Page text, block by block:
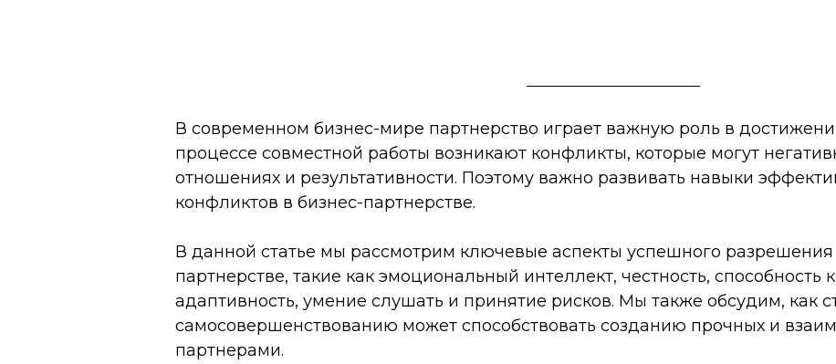
В современном бизнес-мире партнерство играет важную роль в
процессе совместной работы возникают конфликты, которые могут
отношениях и результативности. Поэтому важно развивать навыки
конфликтов в бизнес-партнерстве.
В данной статье мы рассмотрим ключевые аспекты успешного разрешения
партнерстве, такие как эмоциональный интеллект, честность, способность
адаптивность, умение слушать и принятие рисков. Мы также обсудим, как
самосовершенствованию может способствовать созданию прочных и
партнерами.